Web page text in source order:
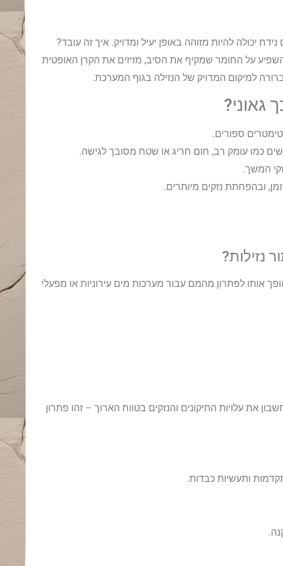
יכולה להיות מזוהה באופן יעיל ומדויק. איך זה עובד?
על החומר שמקיף את הסיב, מזיזים את הקרן האופטית
למיקום המדויק של הנזילה בגוף המערכת.
גאוני?
ספורים.
כמו עומק רב, חום חריג או שטח מסובך לגישה.
המשך.
ובהפחתת נזקים מיותרים.
אותו לפתרון מהמם עבור מערכות מים עירוניות או מפעלי
את עלויות התיקונים והנזקים בטווח הארוך – זהו פתרון
ותעשיות כבדות.